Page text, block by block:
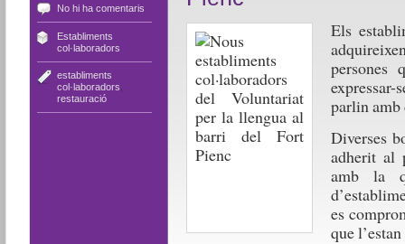
No hi ha comentaris
Establiments
col·laboradors
establiments
col·laboradors
restauració
Els
persones
expressar-
parlin
Diverses
adherit al
amb la
es
que